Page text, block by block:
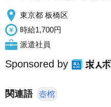
東京都 板橋区
時給1,700円
派遣社員
Sponsored by
関連語 壺棺